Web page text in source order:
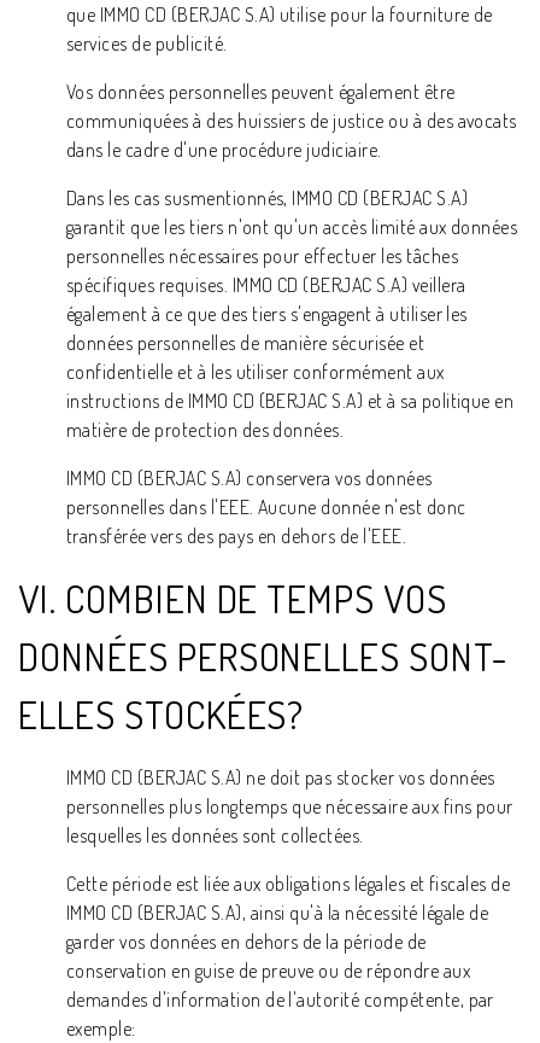
que IMMO CD (BERJAC S.A) utilise pour la fourniture de
services de publicité.
Vos données personnelles peuvent également être
communiquées à des huissiers de justice ou à des avocats
dans le cadre d'une procédure judiciaire.
Dans les cas susmentionnés, IMMO CD (BERJAC S.A)
garantit que les tiers n'ont qu'un accès limité aux données
personnelles nécessaires pour effectuer les tâches
spécifiques requises. IMMO CD (BERJAC S.A) veillera
également à ce que des tiers s'engagent à utiliser les
données personnelles de manière sécurisée et
confidentielle et à les utiliser conformément aux
instructions de IMMO CD (BERJAC S.A) et à sa politique en
matière de protection des données.
IMMO CD (BERJAC S.A) conservera vos données
personnelles dans l'EEE. Aucune donnée n'est donc
transférée vers des pays en dehors de l'EEE.
VI. COMBIEN DE TEMPS VOS
DONNÉES PERSONELLES SONT-
ELLES STOCKÉES?
IMMO CD (BERJAC S.A) ne doit pas stocker vos données
personnelles plus longtemps que nécessaire aux fins pour
lesquelles les données sont collectées.
Cette période est liée aux obligations légales et fiscales de
IMMO CD (BERJAC S.A), ainsi qu'à la nécessité légale de
garder vos données en dehors de la période de
conservation en guise de preuve ou de répondre aux
demandes d'information de l'autorité compétente, par
exemple: